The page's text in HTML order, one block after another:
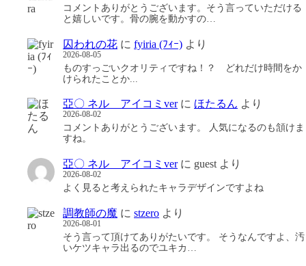
コメントありがとうございます。そう言っていただける
と嬉しいです。骨の腕を動かすの…
囚われの花 に fyiria (ﾌｨｰ) より
2026-08-05
ものすっごいクオリティですね！？ どれだけ時間をか
けられたことか...
亞〇 ネル アイコミverに ほたるん より
2026-08-02
コメントありがとうございます。 人気になるのも頷けま
すね。
亞〇 ネル アイコミverに guest より
2026-08-02
よく見ると考えられたキャラデザインですよね
調教師の魔 に stzero より
2026-08-01
そう言って頂けてありがたいです。 そうなんですよ、汚
いケツキャラ出るのでユキカ…